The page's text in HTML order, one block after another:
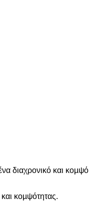
διαχρονικό και κοµψό
κοµψότητας.